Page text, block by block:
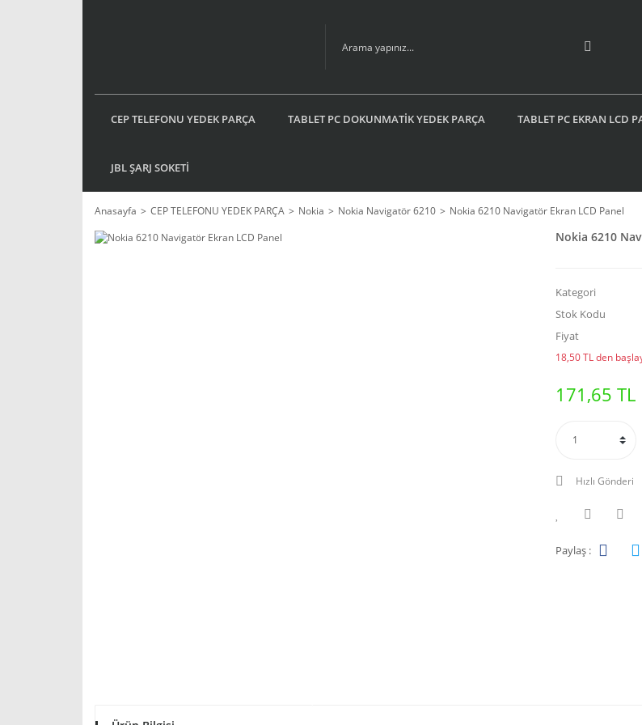
CEP TELEFONU YEDEK PARÇA TABLET PC DOKUNMATİK YEDEK PARÇA TABLET PC EKRAN LCD
JBL ŞARJ SOKETİ
Anasayfa CEP TELEFONU YEDEK PARÇA Nokia Nokia Navigatör 6210 Nokia 6210 Navigatör Ekran LCD Panel
Nokia 6210
Kategori
Stok Kodu
Fiyat
18,50 TL den
171,65 TL
Hızlı Gönderi
Paylaş :